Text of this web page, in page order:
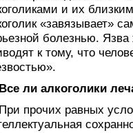
и их
«завязывает»
болезнью. Язва
к тому, что
ли алкоголики
прочих равных